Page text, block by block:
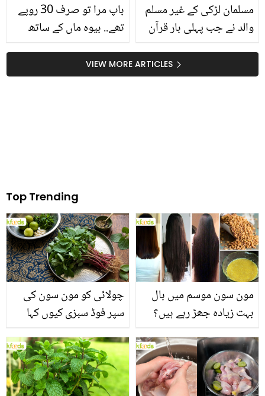
باپ مرا تو صرف 30 روپے
تھے.. بیوہ ماں کے ساتھ
رہنا پڑا! مشہور شخصیات
کا دکھ بھرا ماضی
مسلمان لڑکی کے غیر مسلم
والد نے جب پہلی بار قرآن
کیسا رد عمل تھا؟ ویڈیو نے
دل چھو لیے
VIEW MORE ARTICLES
Top Trending
چولائی کو مون سون کی
سپر فوڈ سبزی کیوں کہا
منرلز اور اینٹی آکسیڈنٹس
سے بھرپور اس سبزی کے
فائدے
مون سون موسم میں بال
بہت زیادہ جھڑ رہے ہیں؟
بنانے کے چند قدرتی طریقے